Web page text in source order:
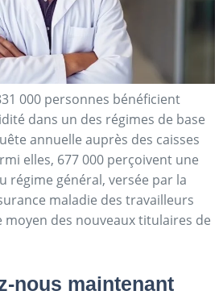
000 personnes bénéficient
dans un des régimes de base
annuelle auprès des caisses
elles, 677 000 perçoivent une
régime général, versée par la
maladie des travailleurs
moyen des nouveaux titulaires de
nous maintenant